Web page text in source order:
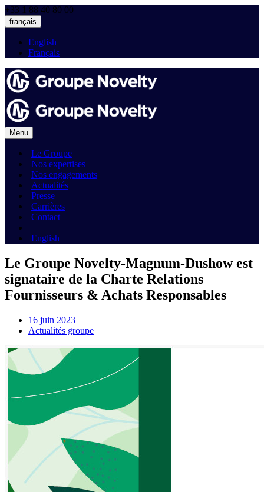
+33 1 88 40 80 00
français
English
Français
Menu
Le Groupe
Nos expertises
Nos engagements
Actualités
Presse
Carrières
Contact
English
Le Groupe Novelty-Magnum-Dushow est
signataire de la Charte Relations
Fournisseurs & Achats Responsables
16 juin 2023
Actualités groupe